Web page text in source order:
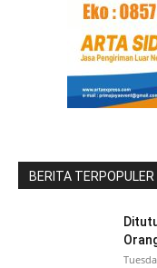
BERITA TERPOPULER